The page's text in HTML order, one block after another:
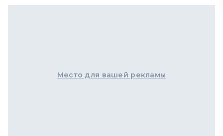
Место для вашей рекламы